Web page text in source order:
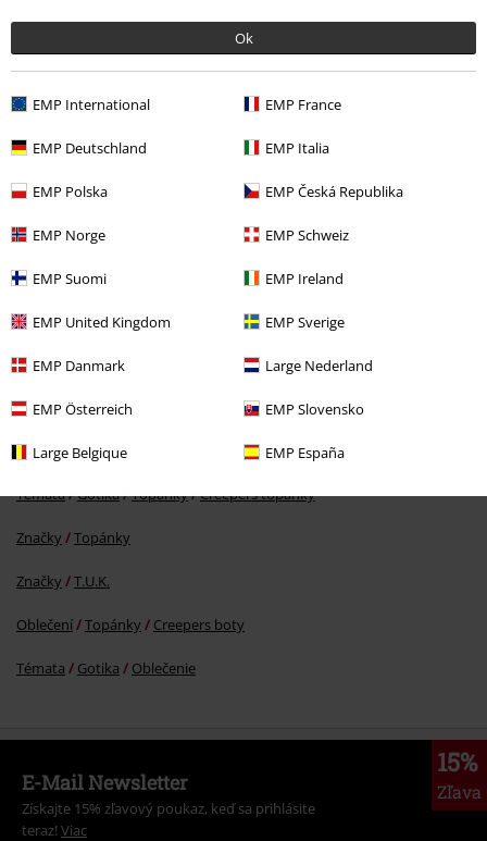
Ok
EMP International EMP France
EMP Deutschland EMP Italia
EMP Polska EMP Česká Republika
EMP Norge EMP Schweiz
EMP Suomi EMP Ireland
EMP United Kingdom EMP Sverige
EMP Danmark Large Nederland
EMP Österreich EMP Slovensko
Large Belgique EMP España
€ 86,99
More categories. More options.
Témata Gotika Topánky Creepers topánky
Značky Topánky
Značky T.U.K.
Oblečení Topánky Creepers boty
Témata Gotika Oblečenie
15%
Zľava
E-Mail Newsletter
Získajte 15% zľavový poukaz, keď sa prihlásite
teraz! Viac